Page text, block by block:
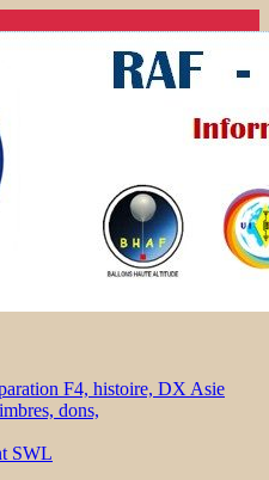
F4, histoire, DX Asie
dons,
SWL